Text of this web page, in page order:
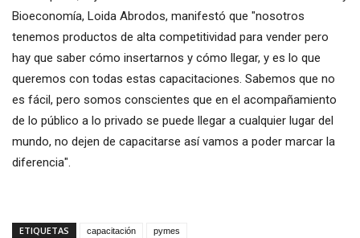
Bioeconomía, Loida Abrodos, manifestó que "nosotros
tenemos productos de alta competitividad para vender pero
hay que saber cómo insertarnos y cómo llegar, y es lo que
queremos con todas estas capacitaciones. Sabemos que no
es fácil, pero somos conscientes que en el acompañamiento
de lo público a lo privado se puede llegar a cualquier lugar del
mundo, no dejen de capacitarse así vamos a poder marcar la
diferencia".
ETIQUETAS capacitación pymes